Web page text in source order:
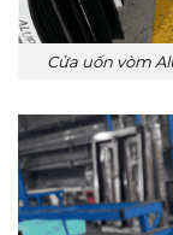
Cửa uốn vòm